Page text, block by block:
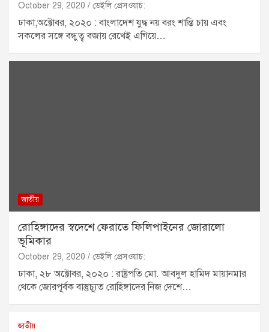
October 29, 2020 ডেইলি প্রেসওয়াচ:
ঢাকা,অক্টোবর, ২০২০ : বাংলাদেশ যুদ্ধ নয় বরং শান্তি চায় এবং
সকলের সঙ্গে বন্ধুত্ব বজায় রেখেই এগিয়ে…
জাতীয়
রোহিঙ্গাদের স্বদেশে ফেরাতে ফিলিপাইনের জোরালো
ভূমিকার
October 29, 2020 ডেইলি প্রেসওয়াচ:
ঢাকা, ২৮ অক্টোবর, ২০২০ : রাষ্ট্রপতি মো. আবদুল হামিদ মায়ানমার
থেকে জোরপূর্বক বাস্তুচ্যূত রোহিঙ্গাদের নিজ দেশে…
জাতীয়